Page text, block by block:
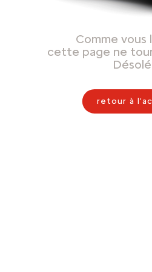
Comme vous
cette page ne
retour à